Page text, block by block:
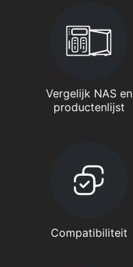
Vergelijk NAS en
productenlijst
Compatibiliteit